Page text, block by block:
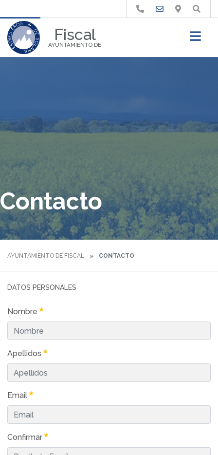
Fiscal
AYUNTAMIENTO DE
Buscar
Contacto
AYUNTAMIENTO DE FISCAL CONTACTO
DATOS PERSONALES
Nombre
Apellidos
Email
Confirmar